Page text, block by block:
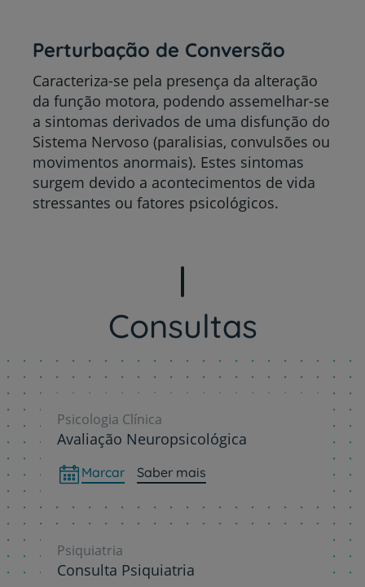
Perturbação de Conversão
Caracteriza-se pela presença da alteração
da função motora, podendo assemelhar-se
a sintomas derivados de uma disfunção do
Sistema Nervoso (paralisias, convulsões ou
movimentos anormais). Estes sintomas
surgem devido a acontecimentos de vida
stressantes ou fatores psicológicos.
Consultas
Psicologia Clínica
Avaliação Neuropsicológica
Marcar Saber mais
Psiquiatria
Consulta Psiquiatria